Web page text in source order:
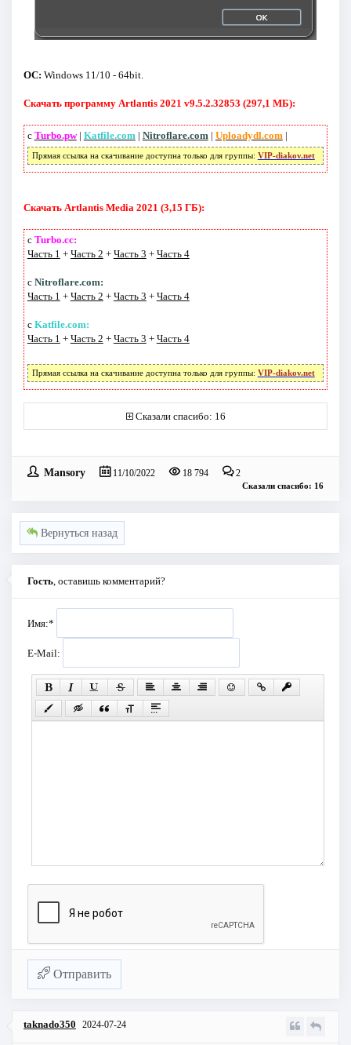
ОС: Windows 11/10 - 64bit.
Скачать программу Artlantis 2021 v9.5.2.32853 (297,1 МБ):
с Turbo.pw| Katfile.com | Nitroflare.com | Uploadydl.com |
Прямая ссылка на скачивание доступна только для группы: VIP-diakov.net
Скачать Artlantis Media 2021 (3,15 ГБ):
с Turbo.cc:
Часть 1 + Часть 2 + Часть 3 + Часть 4
с Nitroflare.com:
Часть 1 + Часть 2 + Часть 3 + Часть 4
с Katfile.com:
Часть 1 + Часть 2 + Часть 3 + Часть 4
Прямая ссылка на скачивание доступна только для группы: VIP-diakov.net
Сказали спасибо: 16
Mansory 11/10/2022 18 794 2
Сказали спасибо: 16
Вернуться назад
Гость , оставишь комментарий?
Имя:*
E-Mail:
Отправить
taknado350 2024-07-24